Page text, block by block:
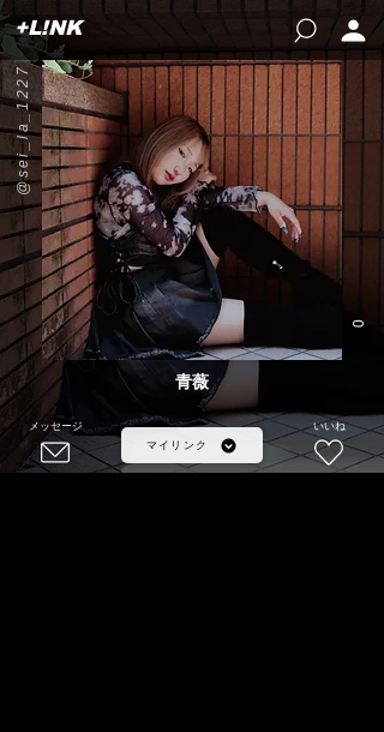
+L!NK
@sei_la_1227
0
青薇
メッセージ
マイリンク
いいね